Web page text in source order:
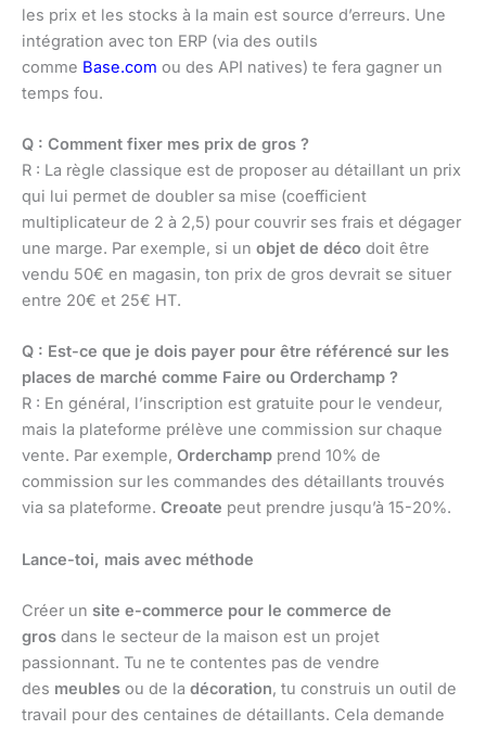
les prix et les stocks à la main est source d’erreurs. Une
intégration avec ton ERP (via des outils
comme Base.com ou des API natives) te fera gagner un
temps fou.
Q : Comment fixer mes prix de gros ?
R : La règle classique est de proposer au détaillant un prix
qui lui permet de doubler sa mise (coefficient
multiplicateur de 2 à 2,5) pour couvrir ses frais et dégager
une marge. Par exemple, si un objet de déco doit être
vendu 50€ en magasin, ton prix de gros devrait se situer
entre 20€ et 25€ HT.
Q : Est-ce que je dois payer pour être référencé sur les
places de marché comme Faire ou Orderchamp ?
R : En général, l’inscription est gratuite pour le vendeur,
mais la plateforme prélève une commission sur chaque
vente. Par exemple, Orderchamp prend 10% de
commission sur les commandes des détaillants trouvés
via sa plateforme. Creoate peut prendre jusqu’à 15-20%.
Lance-toi, mais avec méthode
Créer un site e-commerce pour le commerce de
gros dans le secteur de la maison est un projet
passionnant. Tu ne te contentes pas de vendre
des meubles ou de la décoration, tu construis un outil de
travail pour des centaines de détaillants. Cela demande